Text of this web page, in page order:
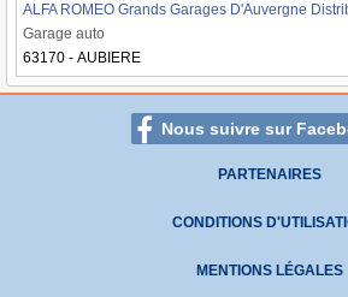
ALFA ROMEO Grands Garages D'Auvergne
Garage auto
63170 - AUBIERE
Nous suivre sur
PARTENAIRES
CONDITIONS
MENTIONS LÉGALES